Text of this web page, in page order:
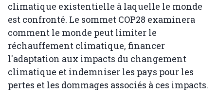
climatique existentielle à laquelle le monde
est confronté. Le sommet COP28 examinera
comment le monde peut limiter le
réchauffement climatique, financer
l'adaptation aux impacts du changement
climatique et indemniser les pays pour les
pertes et les dommages associés à ces impacts.